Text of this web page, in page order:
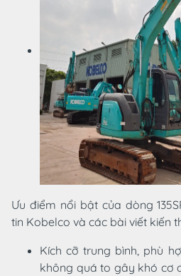
Ưu điểm nổi bật của dòng
tin Kobelco và các bài viết kiến
Kích cỡ trung bình, phù
không quá to gây khó cơ